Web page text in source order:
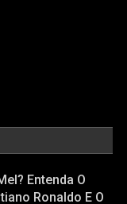
Entenda O
Ronaldo E O